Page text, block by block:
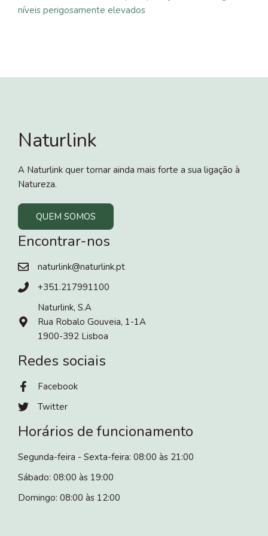
níveis perigosamente elevados
Naturlink
A Naturlink quer tornar ainda mais forte a sua ligação à
Natureza.
QUEM SOMOS
Encontrar-nos
naturlink@naturlink.pt
+351.217991100
Naturlink, S.A
Rua Robalo Gouveia, 1-1A
1900-392 Lisboa
Redes sociais
Facebook
Twitter
Horários de funcionamento
Segunda-feira - Sexta-feira: 08:00 às 21:00
Sábado: 08:00 às 19:00
Domingo: 08:00 às 12:00